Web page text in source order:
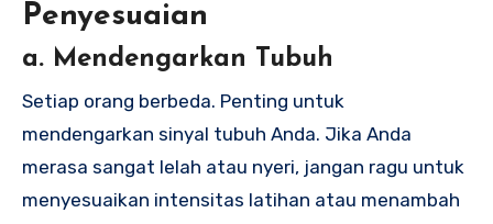
Penyesuaian
a. Mendengarkan Tubuh
Setiap orang berbeda. Penting untuk
mendengarkan sinyal tubuh Anda. Jika Anda
merasa sangat lelah atau nyeri, jangan ragu untuk
menyesuaikan intensitas latihan atau menambah